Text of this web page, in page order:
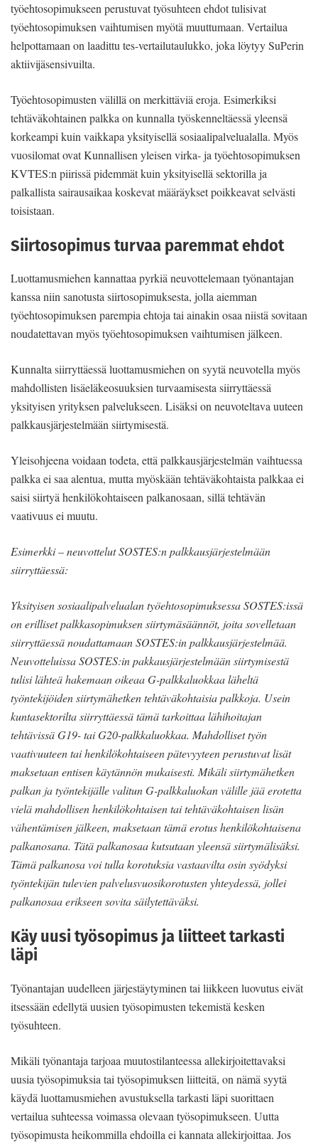
työehtosopimukseen perustuvat työsuhteen ehdot tulisivat
työehtosopimuksen vaihtumisen myötä muuttumaan. Vertailua
helpottamaan on laadittu tes-vertailutaulukko, joka löytyy SuPerin
aktiivijäsensivuilta.
Työehtosopimusten välillä on merkittäviä eroja. Esimerkiksi
tehtäväkohtainen palkka on kunnalla työskenneltäessä yleensä
korkeampi kuin vaikkapa yksityisellä sosiaalipalvelualalla. Myös
vuosilomat ovat Kunnallisen yleisen virka- ja työehtosopimuksen
KVTES:n piirissä pidemmät kuin yksityisellä sektorilla ja
palkallista sairausaikaa koskevat määräykset poikkeavat selvästi
toisistaan.
Siirtosopimus turvaa paremmat ehdot
Luottamusmiehen kannattaa pyrkiä neuvottelemaan työnantajan
kanssa niin sanotusta siirtosopimuksesta, jolla aiemman
työehtosopimuksen parempia ehtoja tai ainakin osaa niistä sovitaan
noudatettavan myös työehtosopimuksen vaihtumisen jälkeen.
Kunnalta siirryttäessä luottamusmiehen on syytä neuvotella myös
mahdollisten lisäeläkeosuuksien turvaamisesta siirryttäessä
yksityisen yrityksen palvelukseen. Lisäksi on neuvoteltava uuteen
palkkausjärjestelmään siirtymisestä.
Yleisohjeena voidaan todeta, että palkkausjärjestelmän vaihtuessa
palkka ei saa alentua, mutta myöskään tehtäväkohtaista palkkaa ei
saisi siirtyä henkilökohtaiseen palkanosaan, sillä tehtävän
vaativuus ei muutu.
Esimerkki – neuvottelut SOSTES:n palkkausjärjestelmään
siirryttäessä:
Yksityisen sosiaalipalvelualan työehtosopimuksessa SOSTES:issä
on erilliset palkkasopimuksen siirtymäsäännöt, joita sovelletaan
siirryttäessä noudattamaan SOSTES:in palkkausjärjestelmää.
Neuvotteluissa SOSTES:in pakkausjärjestelmään siirtymisestä
tulisi lähteä hakemaan oikeaa G-palkkaluokkaa läheltä
työntekijöiden siirtymähetken tehtäväkohtaisia palkkoja. Usein
kuntasektorilta siirryttäessä tämä tarkoittaa lähihoitajan
tehtävissä G19- tai G20-palkkaluokkaa. Mahdolliset työn
vaativuuteen tai henkilökohtaiseen pätevyyteen perustuvat lisät
maksetaan entisen käytännön mukaisesti. Mikäli siirtymähetken
palkan ja työntekijälle valitun G-palkkaluokan välille jää erotetta
vielä mahdollisen henkilökohtaisen tai tehtäväkohtaisen lisän
vähentämisen jälkeen, maksetaan tämä erotus henkilökohtaisena
palkanosana. Tätä palkanosaa kutsutaan yleensä siirtymälisäksi.
Tämä palkanosa voi tulla korotuksia vastaavilta osin syödyksi
työntekijän tulevien palvelusvuosikorotusten yhteydessä, jollei
palkanosaa erikseen sovita säilytettäväksi.
Käy uusi työsopimus ja liitteet tarkasti
läpi
Työnantajan uudelleen järjestäytyminen tai liikkeen luovutus eivät
itsessään edellytä uusien työsopimusten tekemistä kesken
työsuhteen.
Mikäli työnantaja tarjoaa muutostilanteessa allekirjoitettavaksi
uusia työsopimuksia tai työsopimuksen liitteitä, on nämä syytä
käydä luottamusmiehen avustuksella tarkasti läpi suorittaen
vertailua suhteessa voimassa olevaan työsopimukseen. Uutta
työsopimusta heikommilla ehdoilla ei kannata allekirjoittaa. Jos